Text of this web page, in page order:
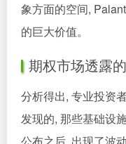
象方面的空间,
的巨大价值。
期权市场透露
分析得出, 专业投资
发现的, 那些基础设